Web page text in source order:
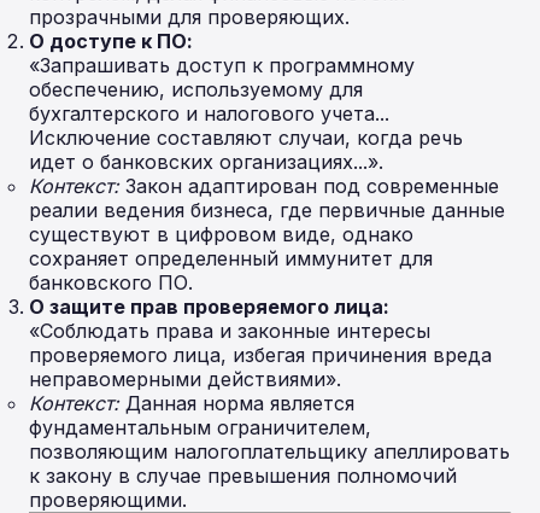
прозрачными для проверяющих.
О доступе к ПО:
«Запрашивать доступ к программному
обеспечению, используемому для
бухгалтерского и налогового учета...
Исключение составляют случаи, когда речь
идет о банковских организациях...».
Контекст:Закон адаптирован под современные
реалии ведения бизнеса, где первичные данные
существуют в цифровом виде, однако
сохраняет определенный иммунитет для
банковского ПО.
О защите прав проверяемого лица:
«Соблюдать права и законные интересы
проверяемого лица, избегая причинения вреда
неправомерными действиями».
Контекст:Данная норма является
фундаментальным ограничителем,
позволяющим налогоплательщику апеллировать
к закону в случае превышения полномочий
проверяющими.